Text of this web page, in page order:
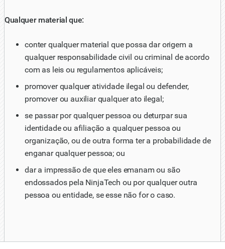
Qualquer material que:
conter qualquer material que possa dar origem a
qualquer responsabilidade civil ou criminal de acordo
com as leis ou regulamentos aplicáveis;
promover qualquer atividade ilegal ou defender,
promover ou auxiliar qualquer ato ilegal;
se passar por qualquer pessoa ou deturpar sua
identidade ou afiliação a qualquer pessoa ou
organização, ou de outra forma ter a probabilidade de
enganar qualquer pessoa; ou
dar a impressão de que eles emanam ou são
endossados pela NinjaTech ou por qualquer outra
pessoa ou entidade, se esse não for o caso.